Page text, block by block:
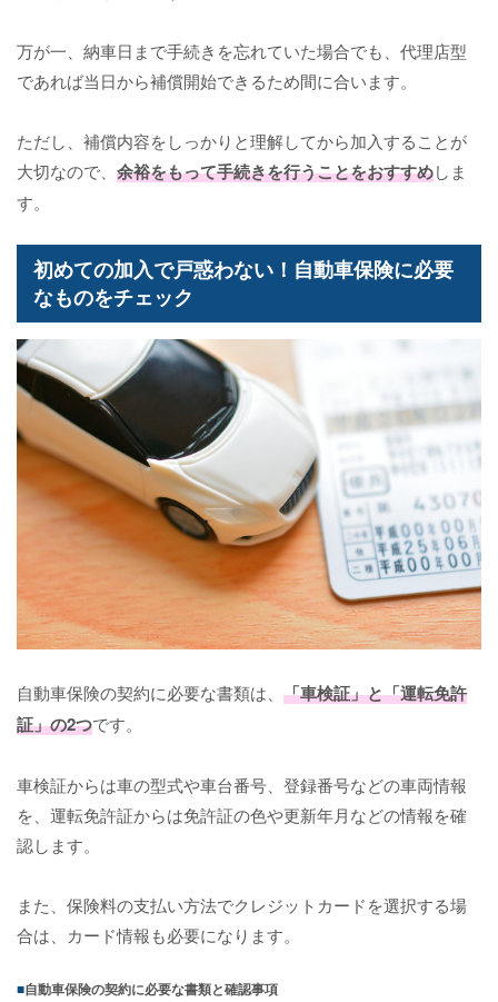
万が一、納車日まで手続きを忘れていた場合でも、代理店型
であれば当日から補償開始できるため間に合います。
ただし、補償内容をしっかりと理解してから加入することが
大切なので、 余裕をもって手続きを行うことをおすすめしま
す。
初めての加入で戸惑わない！自動車保険に必要
なものをチェック
自動車保険の契約に必要な書類は、 「車検証」と「運転免許
証」の2つです。
車検証からは車の型式や車台番号、登録番号などの車両情報
を、運転免許証からは免許証の色や更新年月などの情報を確
認します。
また、保険料の支払い方法でクレジットカードを選択する場
合は、カード情報も必要になります。
自動車保険の契約に必要な書類と確認事項